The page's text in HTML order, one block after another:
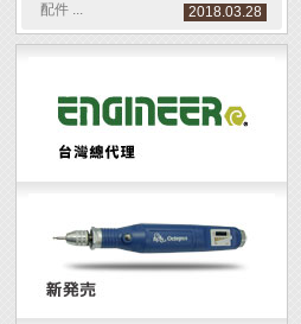
配件 ...
2018.03.28